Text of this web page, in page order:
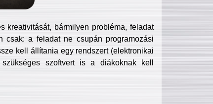
kreativitását, bármilyen probléma, feladat
csak: a feladat ne csupán programozási
kell állítania egy rendszert (elektronikai
szoftvert is a diákoknak kell